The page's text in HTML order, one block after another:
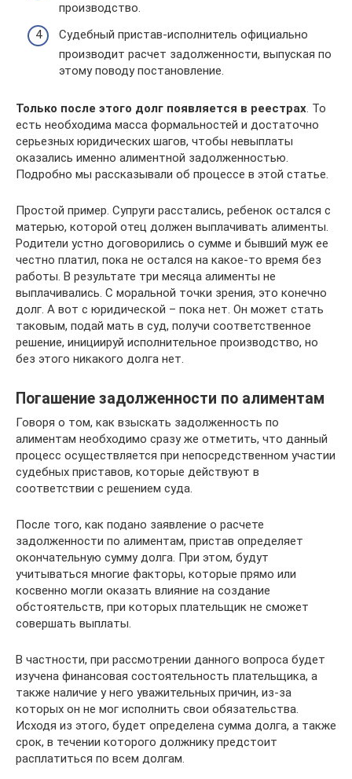
производство.
Судебный пристав-исполнитель официально
производит расчет задолженности, выпуская по
этому поводу постановление.
Только после этого долг появляется в реестрах . То
есть необходима масса формальностей и достаточно
серьезных юридических шагов, чтобы невыплаты
оказались именно алиментной задолженностью.
Подробно мы рассказывали об процессе в этой статье.
Простой пример. Супруги расстались, ребенок остался с
матерью, которой отец должен выплачивать алименты.
Родители устно договорились о сумме и бывший муж ее
честно платил, пока не остался на какое-то время без
работы. В результате три месяца алименты не
выплачивались. С моральной точки зрения, это конечно
долг. А вот с юридической – пока нет. Он может стать
таковым, подай мать в суд, получи соответственное
решение, инициируй исполнительное производство, но
без этого никакого долга нет.
Погашение задолженности по алиментам
Говоря о том, как взыскать задолженность по
алиментам необходимо сразу же отметить, что данный
процесс осуществляется при непосредственном участии
судебных приставов, которые действуют в
соответствии с решением суда.
После того, как подано заявление о расчете
задолженности по алиментам, пристав определяет
окончательную сумму долга. При этом, будут
учитываться многие факторы, которые прямо или
косвенно могли оказать влияние на создание
обстоятельств, при которых плательщик не сможет
совершать выплаты.
В частности, при рассмотрении данного вопроса будет
изучена финансовая состоятельность плательщика, а
также наличие у него уважительных причин, из-за
которых он не мог исполнить свои обязательства.
Исходя из этого, будет определена сумма долга, а также
срок, в течении которого должнику предстоит
расплатиться по всем долгам.